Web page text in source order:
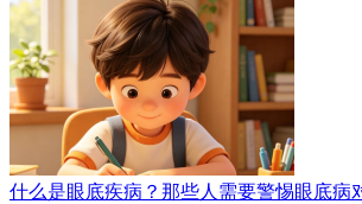
什么是眼底疾病？那些人需要警惕眼底病